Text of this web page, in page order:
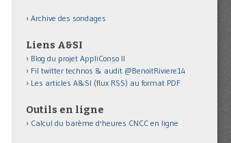
Archive des sondages
Liens A&SI
Blog du projet AppliConso II
Fil twitter technos & audit @BenoitRiviere14
Les articles A&SI (flux RSS) au format PDF
Outils en ligne
Calcul du barème d'heures CNCC en ligne